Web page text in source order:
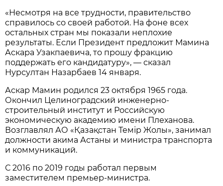
«Несмотря на все трудности, правительство
справилось со своей работой. На фоне всех
остальных стран мы показали неплохие
результаты. Если Президент предложит Мамина
Аскара Узакпаевича, то прошу фракцию
поддержать его кандидатуру», — сказал
Нурсултан Назарбаев 14 января.
Аскар Мамин родился 23 октября 1965 года.
Окончил Целиноградский инженерно-
строительный институт и Российскую
экономическую академию имени Плеханова.
Возглавлял АО «Қазақстан Темір Жолы», занимал
должности акима Астаны и министра транспорта
и коммуникаций.
С 2016 по 2019 годы работал первым
заместителем премьер-министра.